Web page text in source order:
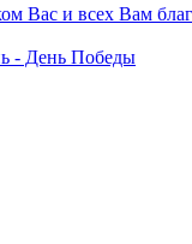
Вас и всех Вам
- День Победы